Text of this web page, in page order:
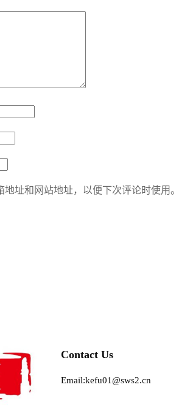
址和网站地址，以便下次评论时使用。
Contact Us
Email:kefu01@sws2.cn